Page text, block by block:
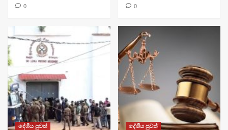
0
0
දේශීය පුවත් දේශීය පුවත්